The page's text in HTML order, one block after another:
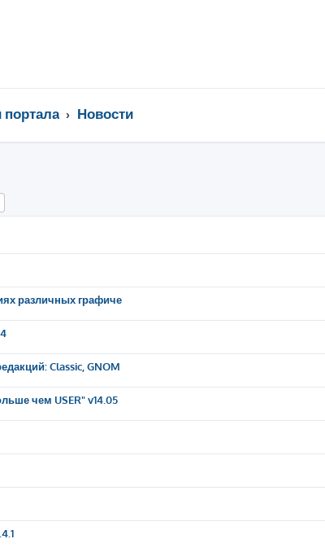
портала Новости
различных графиче
Classic, GNOM
чем USER" v14.05